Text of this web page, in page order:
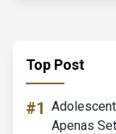
Top Post
#1
Apenas